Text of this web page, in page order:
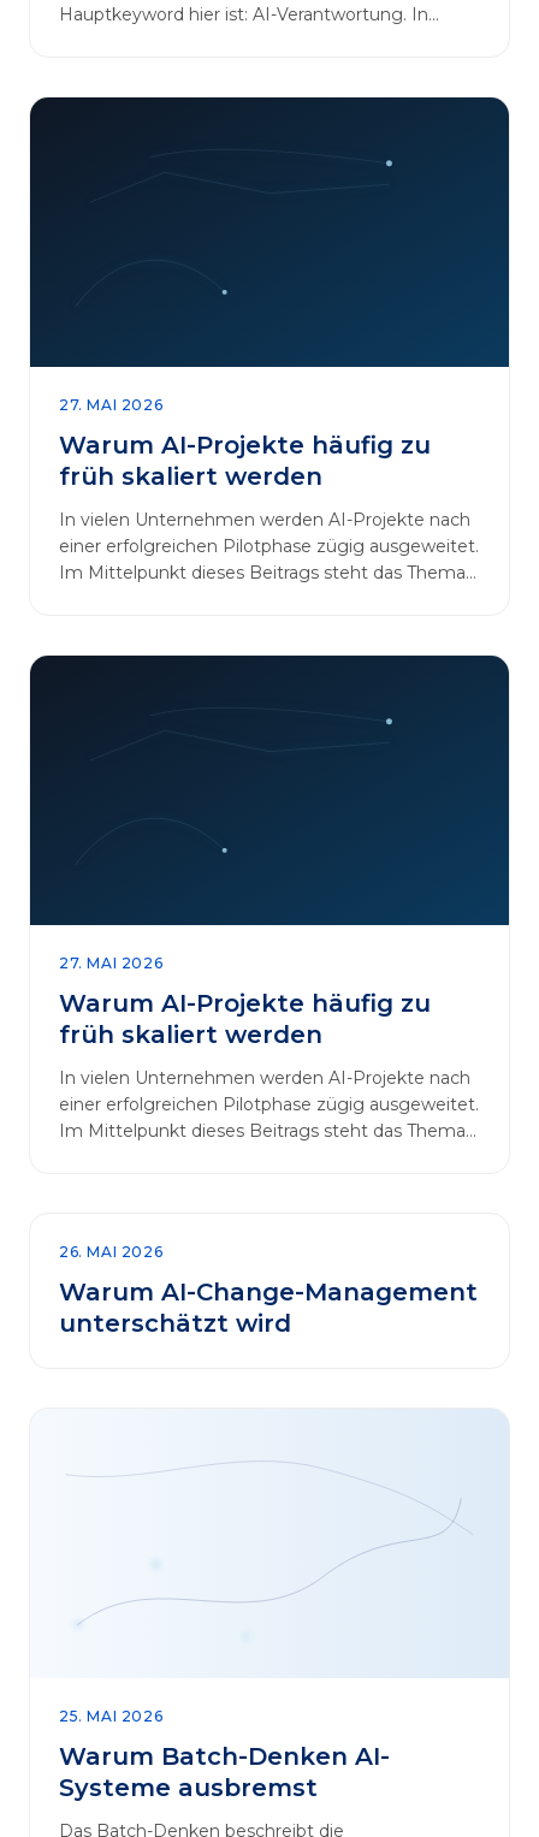
Hauptkeyword hier ist: AI-Verantwortung. In
27. MAI 2026
Warum AI-Projekte häufig zu
früh skaliert werden
In vielen Unternehmen werden AI-Projekte nach
einer erfolgreichen Pilotphase zügig ausgeweitet.
Im Mittelpunkt dieses Beitrags steht das Thema
27. MAI 2026
Warum AI-Projekte häufig zu
früh skaliert werden
In vielen Unternehmen werden AI-Projekte nach
einer erfolgreichen Pilotphase zügig ausgeweitet.
Im Mittelpunkt dieses Beitrags steht das Thema
26. MAI 2026
Warum AI-Change-Management
unterschätzt wird
25. MAI 2026
Warum Batch-Denken AI-
Systeme ausbremst
Das Batch-Denken beschreibt die